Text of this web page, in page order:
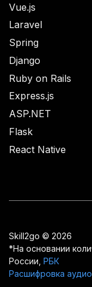
Vue.js
Laravel
Spring
Django
Ruby on Rails
Express.js
ASP.NET
Flask
React Native
Skill2go © 2026
*На основании
России, РБК
Расшифровка